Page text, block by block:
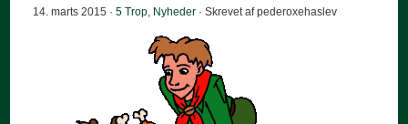
14. marts 2015 ·5 Trop, Nyheder · Skrevet af pederoxehaslev